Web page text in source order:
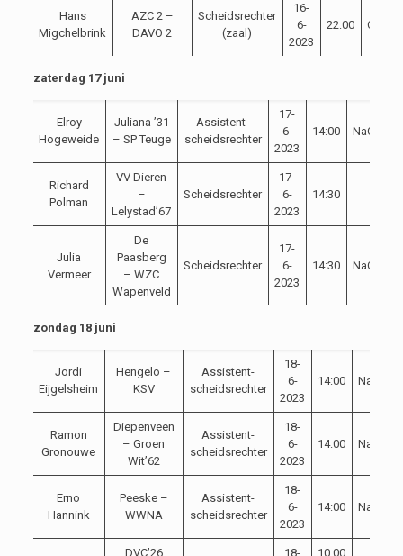
Hans
Migchelbrink
AZC 2 –
DAVO 2
Scheidsrechter
(zaal)
16-
6-
2023
22:00
zaterdag 17 juni
Elroy
Hogeweide
Juliana ’31
– SP Teuge
Assistent-
scheidsrechter
17-
6-
2023
14:00
Richard
Polman
VV Dieren
–
Lelystad’67
Scheidsrechter
17-
6-
2023
14:30
Julia
Vermeer
De
Paasberg
– WZC
Wapenveld
Scheidsrechter
17-
6-
2023
14:30
zondag 18 juni
Jordi
Eijgelsheim
Hengelo –
KSV
Assistent-
scheidsrechter
18-
6-
2023
14:00
Ramon
Gronouwe
Diepenveen
– Groen
Wit’62
Assistent-
scheidsrechter
18-
6-
2023
14:00
Erno
Hannink
Peeske –
WWNA
Assistent-
scheidsrechter
18-
6-
2023
14:00
DVC’26
18-
10:00